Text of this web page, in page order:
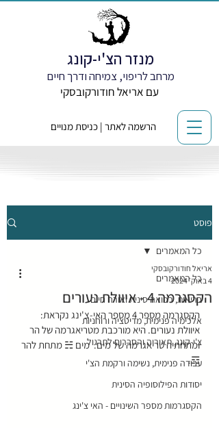
מנזר הצ'י-קונג
מרחב לריפוי, צמיחה ודרך חיים
הרשמה לאתר | כניסת מנויים
עם אריאל חודורקובסקי
פוסט
כל המאמרים
בריאות, רפואה סינית ואורח חיים
אלכימיה פנימית, מדיטציה ורוחניות
צ'י-קונג, תאוריה והסברים לתרגול
עבודה פנימית, נשימה ורקמת הצ'י
יסודות הפילוסופיה הסינית
הקסגרמות מספר השינויים - האי צ'ינג
כל המאמרים
הקסגרמה 4 - איוולת נעורים
אריאל חודורקובסקי
4 באוק׳ 2024
הקסגרמה מספר 4 מספר האי-צ'ינג נקראת:
איוולת נעורים. היא מורכבת מטריאגרמה של הר
ומתחתיה טריאגרמה של מים.  מים ☵ מתחת להר
☶.